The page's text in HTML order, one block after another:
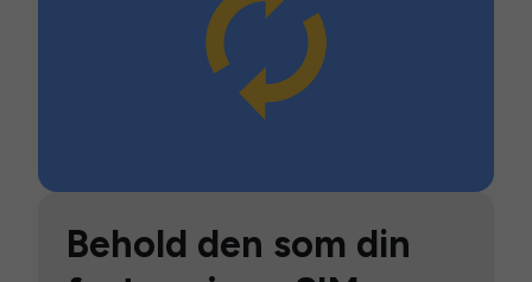
Behold den som din